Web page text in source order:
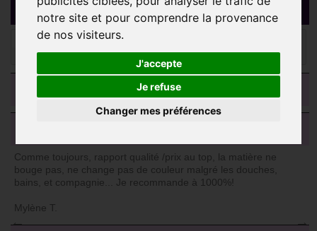
notre site et pour comprendre la provenance
de nos visiteurs.
J'accepte
Je refuse
Changer mes préférences
MENU
Bijoux d'arcade
strass horizontaux MBNSC 12
Comme toujours, rapport qualité /prix au top, la matière ne
bouge pas, ne change pas de couleur malgré les douches,
bains, et compagnie... Je recommande à 1000%!
Mylène T.
→
←